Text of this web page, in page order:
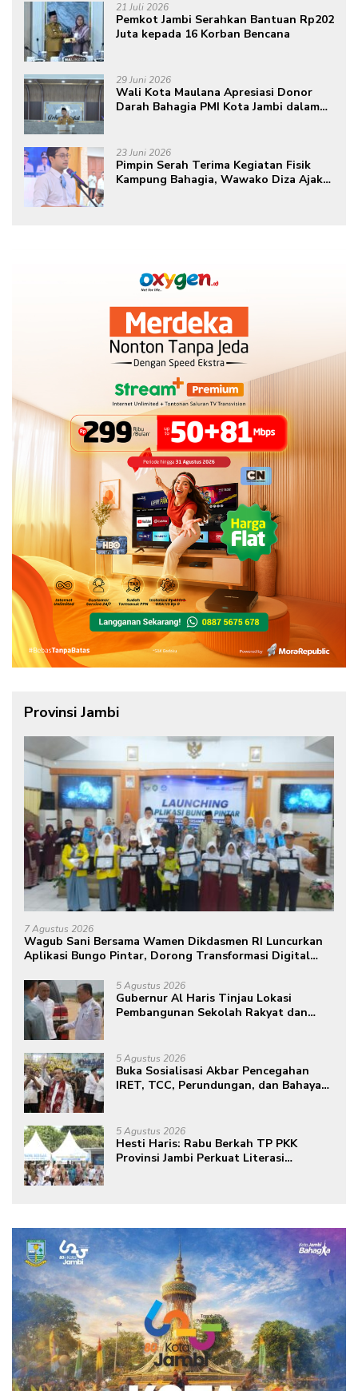
21 Juli 2026
Pemkot Jambi Serahkan Bantuan Rp202
Juta kepada 16 Korban Bencana
29 Juni 2026
Wali Kota Maulana Apresiasi Donor
Darah Bahagia PMI Kota Jambi dalam
23 Juni 2026
Pimpin Serah Terima Kegiatan Fisik
Kampung Bahagia, Wawako Diza Ajak
Provinsi Jambi
7 Agustus 2026
Wagub Sani Bersama Wamen Dikdasmen RI Luncurkan
Aplikasi Bungo Pintar, Dorong Transformasi Digital
5 Agustus 2026
Gubernur Al Haris Tinjau Lokasi
Pembangunan Sekolah Rakyat dan
5 Agustus 2026
Buka Sosialisasi Akbar Pencegahan
IRET, TCC, Perundungan, dan Bahaya
masa depan sudah ada di tangan”
5 Agustus 2026
Hesti Haris: Rabu Berkah TP PKK
Provinsi Jambi Perkuat Literasi